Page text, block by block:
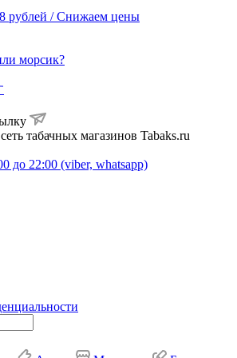
рублей / Снижаем цены
морсик?
табачных магазинов Tabaks.ru
до 22:00 (viber, whatsapp)